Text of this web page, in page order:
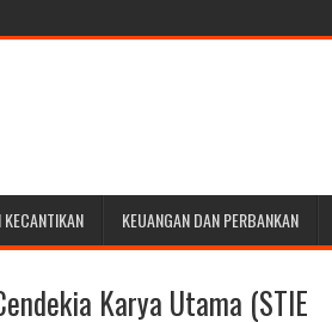
KECANTIKAN KEUANGAN DAN PERBANKAN
Karya Utama (STIE